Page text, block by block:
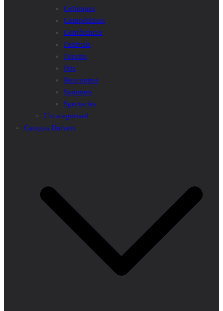
Colloques
Compétitions
Conférences
Festivals
Forums
Prix
Rencontres
Sommets
Spectacles
Uncategorised
Campus Univers